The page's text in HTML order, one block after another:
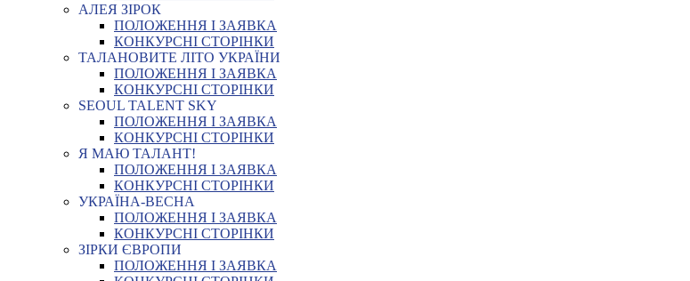
АЛЕЯ ЗІРОК
ПОЛОЖЕННЯ І ЗАЯВКА
КОНКУРСНІ СТОРІНКИ
ТАЛАНОВИТЕ ЛІТО УКРАЇНИ
ПОЛОЖЕННЯ І ЗАЯВКА
КОНКУРСНІ СТОРІНКИ
SEOUL TALENT SKY
ПОЛОЖЕННЯ І ЗАЯВКА
КОНКУРСНІ СТОРІНКИ
Я МАЮ ТАЛАНТ!
ПОЛОЖЕННЯ І ЗАЯВКА
КОНКУРСНІ СТОРІНКИ
УКРАЇНА-ВЕСНА
ПОЛОЖЕННЯ І ЗАЯВКА
КОНКУРСНІ СТОРІНКИ
ЗІРКИ ЄВРОПИ
ПОЛОЖЕННЯ І ЗАЯВКА